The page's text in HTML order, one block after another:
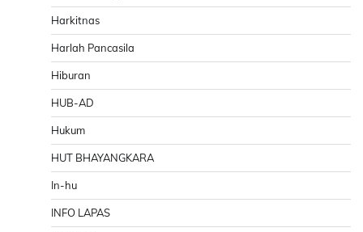
Harkitnas
Harlah Pancasila
Hiburan
HUB-AD
Hukum
HUT BHAYANGKARA
In-hu
INFO LAPAS